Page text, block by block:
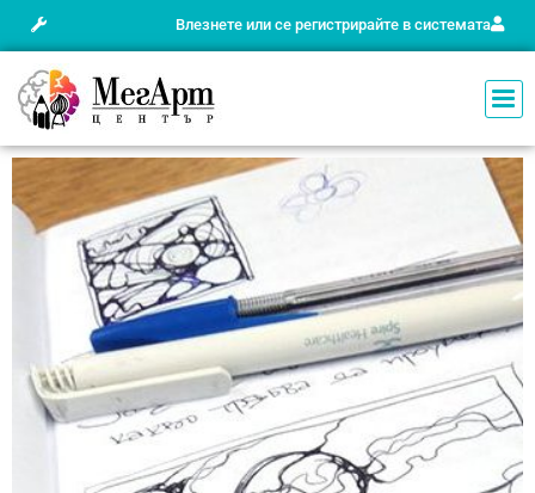
Влезнете или се регистрирайте в системата